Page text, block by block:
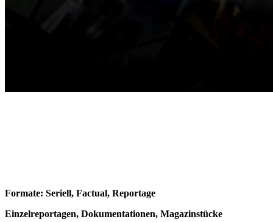
Formate: Seriell, Factual, Reportage
Einzelreportagen, Dokumentationen, Magazinstücke